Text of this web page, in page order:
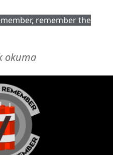
remember the
okuma